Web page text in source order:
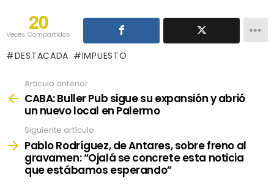
20
Veces Compartidos
DESTACADA IMPUESTO
more
Articulo anterior
CABA: Buller Pub sigue su expansión y abrió
un nuevo local en Palermo
Siguiente artículo
Pablo Rodríguez, de Antares, sobre freno al
gravamen: “Ojalá se concrete esta noticia
que estábamos esperando”